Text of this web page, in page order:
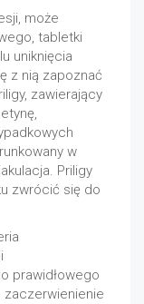
może
tabletki
uniknięcia
z nią zapoznać
zawierający
w
Priligy
zwrócić się do
prawidłowego
zaczerwienienie